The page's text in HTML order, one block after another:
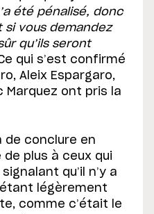
été pénalisé, donc
si vous demandez
qu’ils seront
qui s’est confirmé
Aleix Espargaro,
Marquez ont pris la
de conclure en
plus à ceux qui
qu’il n’y a
légèrement
comme c’était le